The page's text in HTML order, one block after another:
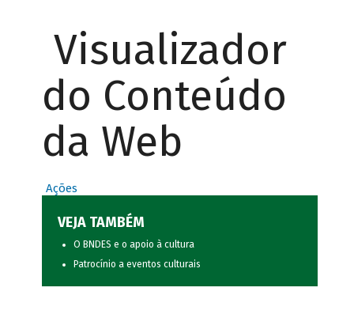
Visualizador
do Conteúdo
da Web
Ações
VEJA TAMBÉM
O BNDES e o apoio à cultura
Patrocínio a eventos culturais